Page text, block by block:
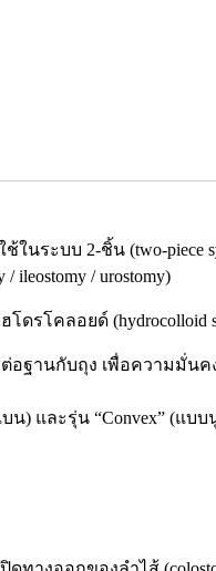
ช้ในระบบ 2-ชิ้น (two-
ileostomy / urostomy)
ฮโดรโคลอยด์
อฐานกับถุง เพื่อความมั่นค
แบน) และรุ่น “Convex” (